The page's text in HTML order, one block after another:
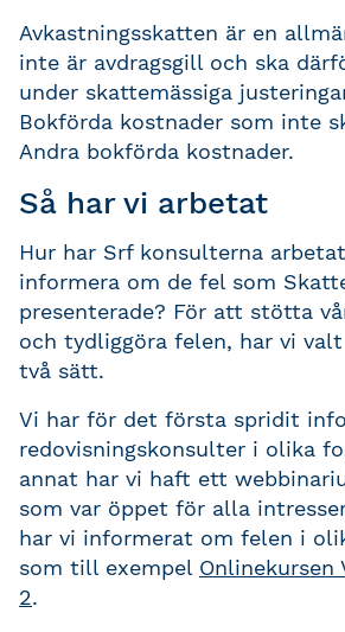
Avkastningsskatten är en
inte är avdragsgill och ska
under skattemässiga
Bokförda kostnader som inte
Andra bokförda kostnader.
Så har vi arbetat
Hur har Srf konsulterna
informera om de fel som
presenterade? För att stötta
och tydliggöra felen, har vi
två sätt.
Vi har för det första spridit
redovisningskonsulter i olika
annat har vi haft ett
som var öppet för alla
har vi informerat om felen i
som till exempel Onlinekursen
2.